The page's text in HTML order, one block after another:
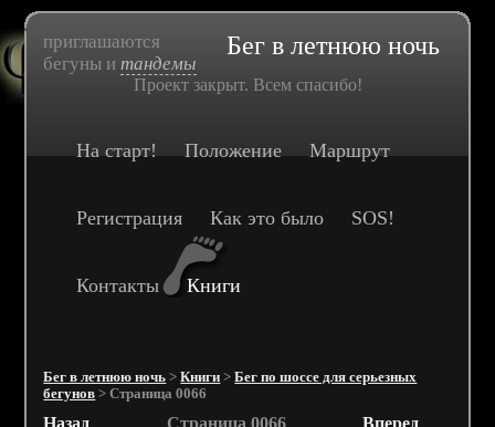
приглашаются
бегуны итандемы
Бег в летнюю ночь
Проект закрыт. Всем спасибо!
На старт! Положение Маршрут
Регистрация Как это было SOS!
Контакты Книги
Бег в летнюю ночь >Книги >Бег по шоссе для серьезных
бегунов > Страница 0066
Назад Страница 0066 Вперед